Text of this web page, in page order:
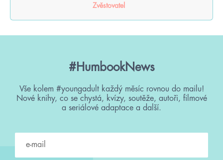
Zvěstovatel
#HumbookNews
Vše kolem #youngadult každý měsíc rovnou do mailu!
Nové knihy, co se chystá, kvízy, soutěže, autoři, filmové
a seriálové adaptace a další.